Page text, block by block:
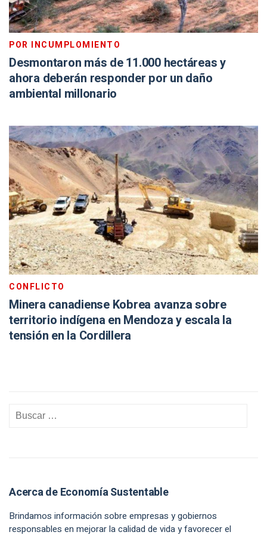
POR INCUMPLOMIENTO
Desmontaron más de 11.000 hectáreas y
ahora deberán responder por un daño
ambiental millonario
CONFLICTO
Minera canadiense Kobrea avanza sobre
territorio indígena en Mendoza y escala la
tensión en la Cordillera
Acerca de Economía Sustentable
Brindamos información sobre empresas y gobiernos
responsables en mejorar la calidad de vida y favorecer el